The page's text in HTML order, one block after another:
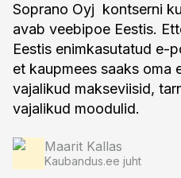
Soprano Oyj kontserni
avab veebipoe Eestis.
Eestis enimkasutatud e-
et kaupmees saaks oma
vajalikud makseviisid,
vajalikud moodulid.
Maarit Kallas
Kaubandus.ee juht